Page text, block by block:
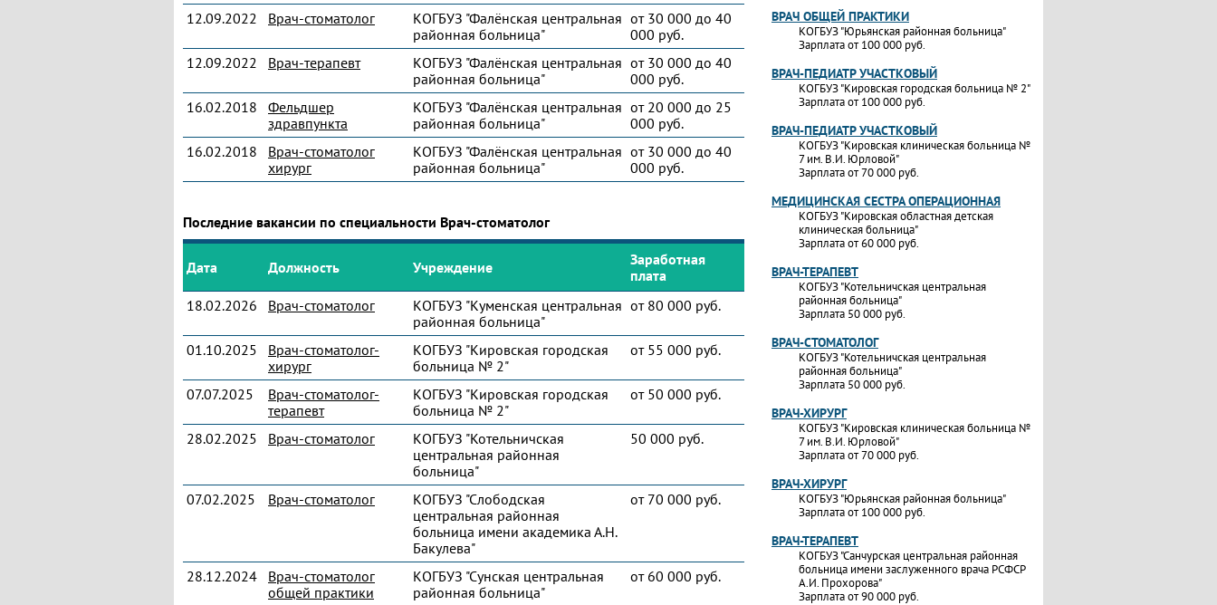
12.09.2022
Врач-стоматолог
КОГБУЗ "Фалёнская центральная
районная больница"
от 30 000 до 40
000 руб.
12.09.2022
Врач-терапевт
КОГБУЗ "Фалёнская центральная
районная больница"
от 30 000 до 40
000 руб.
16.02.2018
Фельдшер
здравпункта
КОГБУЗ "Фалёнская центральная
районная больница"
от 20 000 до 25
000 руб.
16.02.2018
Врач-стоматолог
хирург
КОГБУЗ "Фалёнская центральная
районная больница"
от 30 000 до 40
000 руб.
Последние вакансии по специальности Врач-стоматолог
Дата Должность Учреждение
Заработная
плата
18.02.2026
Врач-стоматолог
КОГБУЗ "Куменская центральная
районная больница"
от 80 000 руб.
01.10.2025
Врач-стоматолог-
хирург
КОГБУЗ "Кировская городская
больница № 2"
от 55 000 руб.
07.07.2025
Врач-стоматолог-
терапевт
КОГБУЗ "Кировская городская
больница № 2"
от 50 000 руб.
28.02.2025 Врач-стоматолог
КОГБУЗ "Котельничская
центральная районная
больница"
50 000 руб.
07.02.2025 Врач-стоматолог
КОГБУЗ "Слободская
центральная районная
больница имени академика А.Н.
Бакулева"
от 70 000 руб.
28.12.2024
Врач-стоматолог
общей практики
КОГБУЗ "Сунская центральная
районная больница"
от 60 000 руб.
ВРАЧ ОБЩЕЙ ПРАКТИКИ
КОГБУЗ "Юрьянская районная больница"
Зарплата от 100 000 руб.
ВРАЧ-ПЕДИАТР УЧАСТКОВЫЙ
КОГБУЗ "Кировская городская больница № 2"
Зарплата от 100 000 руб.
ВРАЧ-ПЕДИАТР УЧАСТКОВЫЙ
КОГБУЗ "Кировская клиническая больница №
7 им. В.И. Юрловой"
Зарплата от 70 000 руб.
МЕДИЦИНСКАЯ СЕСТРА ОПЕРАЦИОННАЯ
КОГБУЗ "Кировская областная детская
клиническая больница"
Зарплата от 60 000 руб.
ВРАЧ-ТЕРАПЕВТ
КОГБУЗ "Котельничская центральная
районная больница"
Зарплата 50 000 руб.
ВРАЧ-СТОМАТОЛОГ
КОГБУЗ "Котельничская центральная
районная больница"
Зарплата 50 000 руб.
ВРАЧ-ХИРУРГ
КОГБУЗ "Кировская клиническая больница №
7 им. В.И. Юрловой"
Зарплата от 70 000 руб.
ВРАЧ-ХИРУРГ
КОГБУЗ "Юрьянская районная больница"
Зарплата от 100 000 руб.
ВРАЧ-ТЕРАПЕВТ
КОГБУЗ "Санчурская центральная районная
больница имени заслуженного врача РСФСР
А.И. Прохорова"
Зарплата от 90 000 руб.